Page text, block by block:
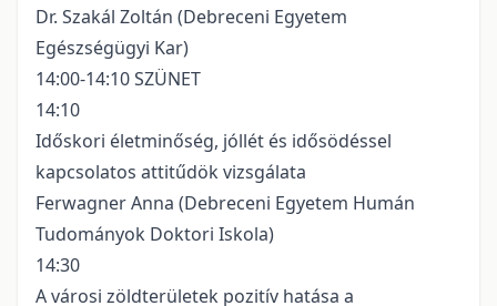
Dr. Szakál Zoltán (Debreceni Egyetem
Egészségügyi Kar)
14:00-14:10 SZÜNET
14:10
Időskori életminőség, jóllét és idősödéssel
kapcsolatos attitűdök vizsgálata
Ferwagner Anna (Debreceni Egyetem Humán
Tudományok Doktori Iskola)
14:30
A városi zöldterületek pozitív hatása a